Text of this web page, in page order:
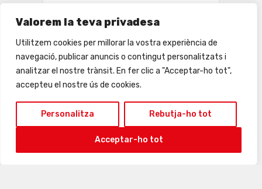
Valorem la teva privadesa
Utilitzem cookies per millorar la vostra experiència de
navegació, publicar anuncis o contingut personalitzats i
analitzar el nostre trànsit. En fer clic a "Acceptar-ho tot",
accepteu el nostre ús de cookies.
Personalitza Rebutja-ho tot
Acceptar-ho tot
INSTAGRAM